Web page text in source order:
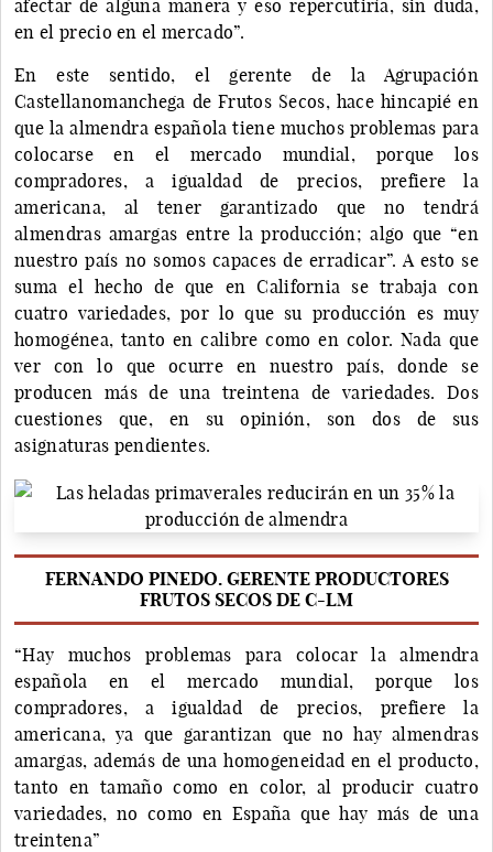
afectar de alguna manera y eso repercutiría, sin duda,
en el precio en el mercado”.
En este sentido, el gerente de la Agrupación
Castellanomanchega de Frutos Secos, hace hincapié en
que la almendra española tiene muchos problemas para
colocarse en el mercado mundial, porque los
compradores, a igualdad de precios, prefiere la
americana, al tener garantizado que no tendrá
almendras amargas entre la producción; algo que “en
nuestro país no somos capaces de erradicar”. A esto se
suma el hecho de que en California se trabaja con
cuatro variedades, por lo que su producción es muy
homogénea, tanto en calibre como en color. Nada que
ver con lo que ocurre en nuestro país, donde se
producen más de una treintena de variedades. Dos
cuestiones que, en su opinión, son dos de sus
asignaturas pendientes.
FERNANDO PINEDO. GERENTE PRODUCTORES
FRUTOS SECOS DE C-LM
“Hay muchos problemas para colocar la almendra
española en el mercado mundial, porque los
compradores, a igualdad de precios, prefiere la
americana, ya que garantizan que no hay almendras
amargas, además de una homogeneidad en el producto,
tanto en tamaño como en color, al producir cuatro
variedades, no como en España que hay más de una
treintena”